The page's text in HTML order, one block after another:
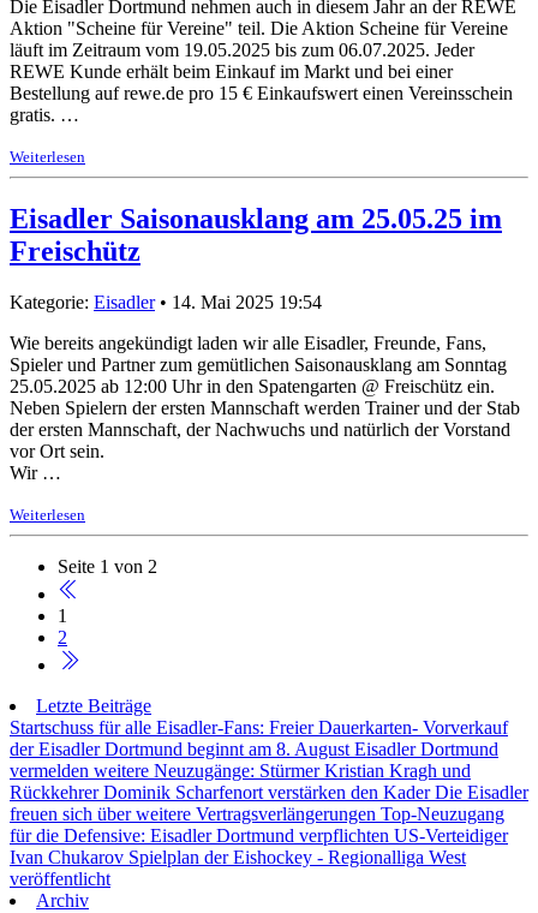
Die Eisadler Dortmund nehmen auch in diesem Jahr an der REWE
Aktion "Scheine für Vereine" teil. Die Aktion Scheine für Vereine
läuft im Zeitraum vom 19.05.2025 bis zum 06.07.2025. Jeder
REWE Kunde erhält beim Einkauf im Markt und bei einer
Bestellung auf rewe.de pro 15 € Einkaufswert einen Vereinsschein
gratis. …
Weiterlesen
Eisadler Saisonausklang am 25.05.25 im
Freischütz
Kategorie: Eisadler• 14. Mai 2025 19:54
Wie bereits angekündigt laden wir alle Eisadler, Freunde, Fans,
Spieler und Partner zum gemütlichen Saisonausklang am Sonntag
25.05.2025 ab 12:00 Uhr in den Spatengarten @ Freischütz ein.
Neben Spielern der ersten Mannschaft werden Trainer und der Stab
der ersten Mannschaft, der Nachwuchs und natürlich der Vorstand
vor Ort sein.
Wir …
Weiterlesen
Seite 1 von 2
1
2
Letzte Beiträge
Startschuss für alle Eisadler-Fans: Freier Dauerkarten- Vorverkauf
der Eisadler Dortmund beginnt am 8. AugustEisadler Dortmund
vermelden weitere Neuzugänge: Stürmer Kristian Kragh und
Rückkehrer Dominik Scharfenort verstärken den KaderDie Eisadler
freuen sich über weitere Vertragsverlängerungen Top-Neuzugang
für die Defensive: Eisadler Dortmund verpflichten US-Verteidiger
Ivan Chukarov Spielplan der Eishockey - Regionalliga West
veröffentlicht
Archiv